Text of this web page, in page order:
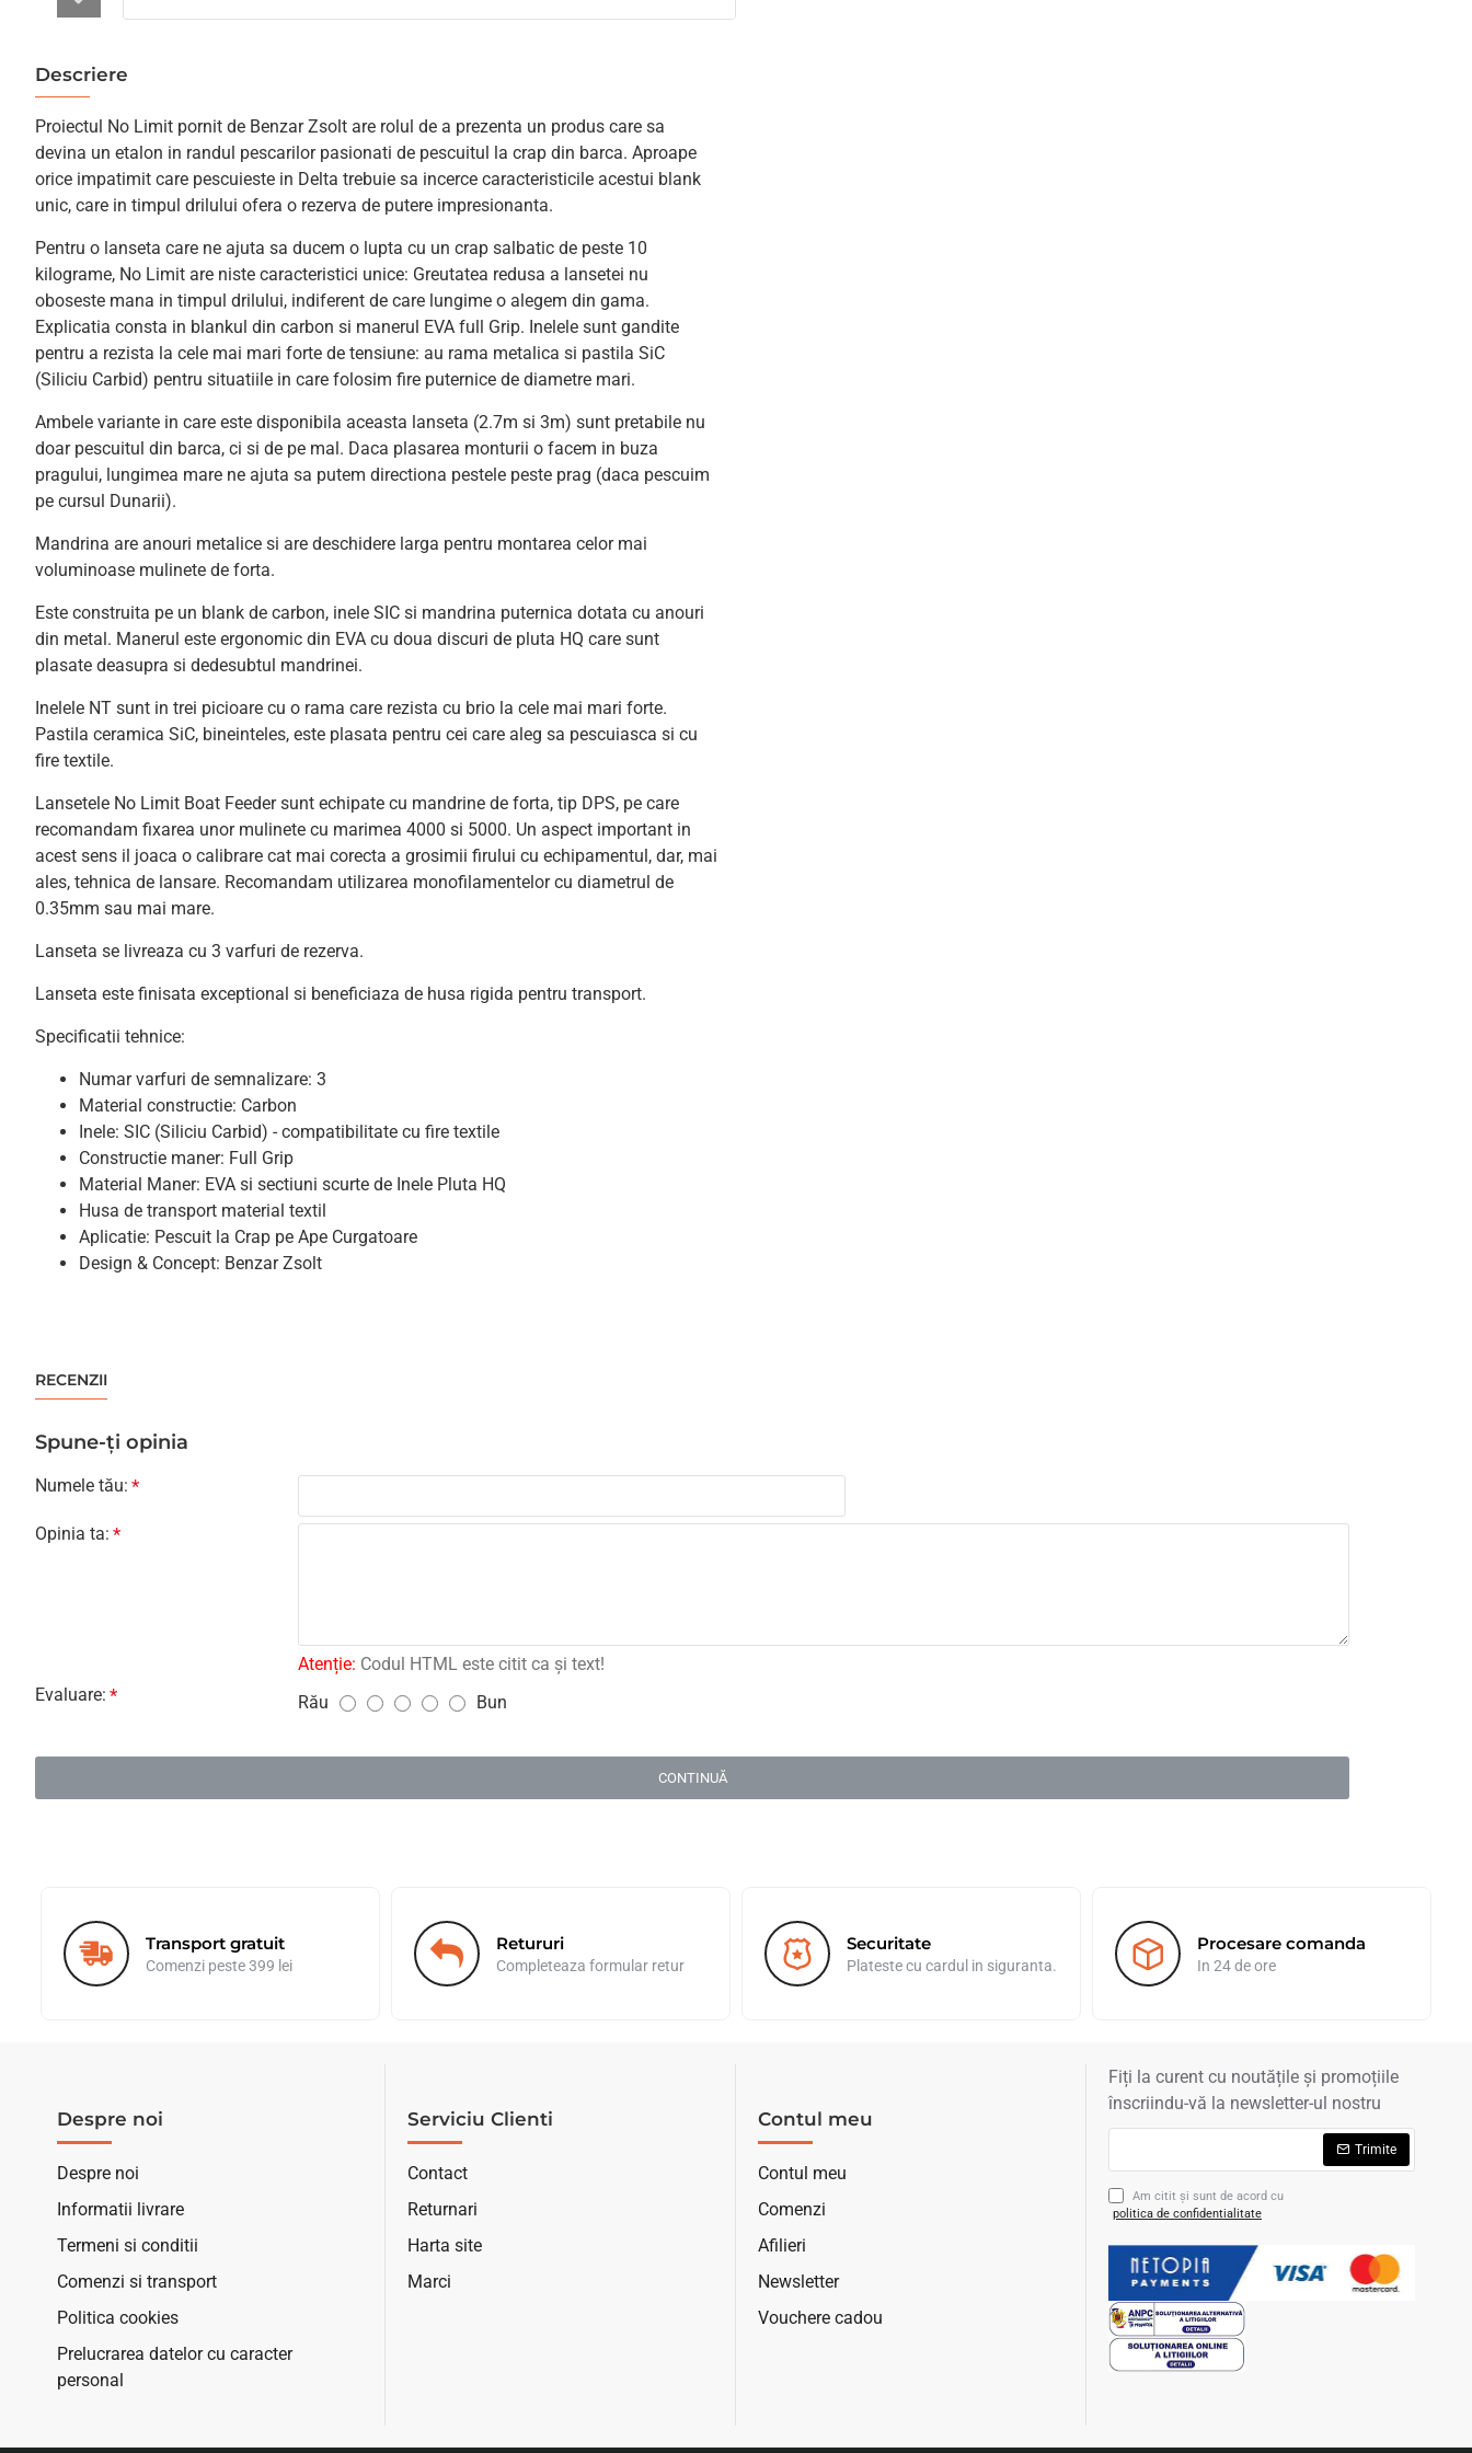
2-3 ZILE (STOC FURNIZOR)
Descriere
Proiectul No Limit pornit de Benzar Zsolt are rolul de a prezenta un produs care sa
devina un etalon in randul pescarilor pasionati de pescuitul la crap din barca. Aproape
orice impatimit care pescuieste in Delta trebuie sa incerce caracteristicile acestui blank
unic, care in timpul drilului ofera o rezerva de putere impresionanta.
Pentru o lanseta care ne ajuta sa ducem o lupta cu un crap salbatic de peste 10
kilograme, No Limit are niste caracteristici unice: Greutatea redusa a lansetei nu
oboseste mana in timpul drilului, indiferent de care lungime o alegem din gama.
Explicatia consta in blankul din carbon si manerul EVA full Grip. Inelele sunt gandite
pentru a rezista la cele mai mari forte de tensiune: au rama metalica si pastila SiC
(Siliciu Carbid) pentru situatiile in care folosim fire puternice de diametre mari.
Ambele variante in care este disponibila aceasta lanseta (2.7m si 3m) sunt pretabile nu
doar pescuitul din barca, ci si de pe mal. Daca plasarea monturii o facem in buza
pragului, lungimea mare ne ajuta sa putem directiona pestele peste prag (daca pescuim
pe cursul Dunarii).
Mandrina are anouri metalice si are deschidere larga pentru montarea celor mai
voluminoase mulinete de forta.
Este construita pe un blank de carbon, inele SIC si mandrina puternica dotata cu anouri
din metal. Manerul este ergonomic din EVA cu doua discuri de pluta HQ care sunt
plasate deasupra si dedesubtul mandrinei.
Inelele NT sunt in trei picioare cu o rama care rezista cu brio la cele mai mari forte.
Pastila ceramica SiC, bineinteles, este plasata pentru cei care aleg sa pescuiasca si cu
fire textile.
Lansetele No Limit Boat Feeder sunt echipate cu mandrine de forta, tip DPS, pe care
recomandam fixarea unor mulinete cu marimea 4000 si 5000. Un aspect important in
acest sens il joaca o calibrare cat mai corecta a grosimii firului cu echipamentul, dar, mai
ales, tehnica de lansare. Recomandam utilizarea monofilamentelor cu diametrul de
0.35mm sau mai mare.
Lanseta se livreaza cu 3 varfuri de rezerva.
Lanseta este finisata exceptional si beneficiaza de husa rigida pentru transport.
Specificatii tehnice:
Numar varfuri de semnalizare: 3
Material constructie: Carbon
Inele: SIC (Siliciu Carbid) - compatibilitate cu fire textile
Constructie maner: Full Grip
Material Maner: EVA si sectiuni scurte de Inele Pluta HQ
Husa de transport material textil
Aplicatie: Pescuit la Crap pe Ape Curgatoare
Design & Concept: Benzar Zsolt
RECENZII
Spune-ţi opinia
Numele tău:
Opinia ta:
Atenție: Codul HTML este citit ca şi text!
l
Evaluare: Rău Bun
CONTINUĂ
Transport gratuit
Comenzi peste 399 lei
Retururi
Completeaza formular retur
Securitate
Plateste cu cardul in siguranta.
Procesare comanda
In 24 de ore
Despre noi
Despre noi
Informatii livrare
Termeni si conditii
Comenzi si transport
Politica cookies
Prelucrarea datelor cu caracter
personal
Serviciu Clienti
Contact
Returnari
Harta site
Marci
Contul meu
Contul meu
Comenzi
Afilieri
Newsletter
Vouchere cadou
Fiți la curent cu noutățile și promoțiile
înscriindu-vă la newsletter-ul nostru
Trimite
Am citit şi sunt de acord cu
politica de confidentialitate